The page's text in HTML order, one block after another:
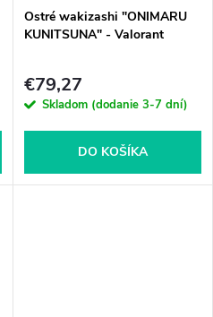
Ostré wakizashi "ONIMARU
KUNITSUNA" - Valorant
€79,27
Skladom (dodanie 3-7 dní)
DO KOŠÍKA